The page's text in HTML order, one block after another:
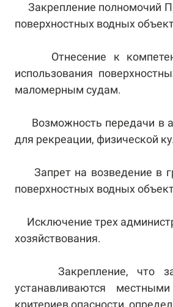
Закрепление полномочий
поверхностных водных
Отнесение к
использования
маломерным судам.
Возможность передачи в
для рекреации, физической
Запрет на возведение в
поверхностных водных
Исключение трех
хозяйствования.
Закрепление, что
устанавливаются
критериев опасности,